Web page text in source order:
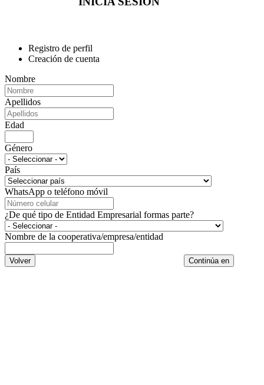
Registro de perfil
Creación de cuenta
Nombre
Apellidos
Edad
Género
País
WhatsApp o teléfono móvil
¿De qué tipo de Entidad Empresarial formas parte?
Nombre de la cooperativa/empresa/entidad
Volver Continúa en